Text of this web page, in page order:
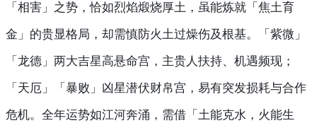
「相害」之势，恰如烈焰煅烧厚土，虽能炼就「焦土育
金」的贵显格局，却需慎防火土过燥伤及根基。「紫微」
「龙德」两大吉星高悬命宫，主贵人扶持、机遇频现；
「天厄」「暴败」凶星潜伏财帛宫，易有突发损耗与合作
危机。全年运势如江河奔涌，需借「土能克水，火能生